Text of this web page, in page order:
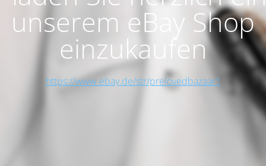
unserem eBay Shop
einzukaufen
https://www.ebay.de/str/prelovedbazaar1